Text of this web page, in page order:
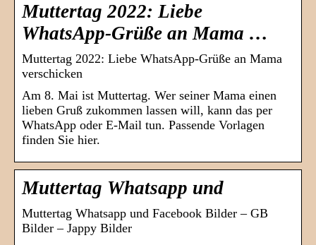
Muttertag 2022: Liebe
WhatsApp-Grüße an Mama …
Muttertag 2022: Liebe WhatsApp-Grüße an Mama
verschicken
Am 8. Mai ist Muttertag. Wer seiner Mama einen
lieben Gruß zukommen lassen will, kann das per
WhatsApp oder E-Mail tun. Passende Vorlagen
finden Sie hier.
Muttertag Whatsapp und
Muttertag Whatsapp und Facebook Bilder – GB
Bilder – Jappy Bilder